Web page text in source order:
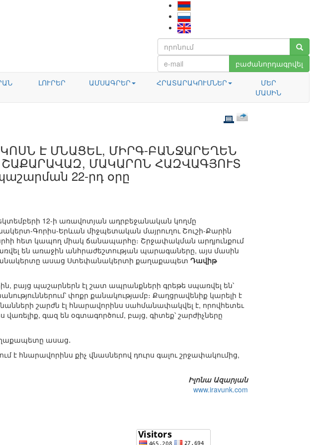
բաժանորդագրվել
ԼՈՒՐԵՐ ԱՄՍԱԳՐԵՐ ՀՐԱՏԱՐԱԿՈՒՄՆԵՐ
ՄԵՐ
ՄԱՍԻՆ
Է ՄՆԱՑԵԼ, ՄԻՐԳ-ԲԱՆՋԱՐԵՂԵՆ
ՄԱԿԱՐՈՆ ՀԱԶՎԱԳՅՈՒՏ
22-րդ օրը
12-ի առավոտյան ադրբեջանական կողմը
Գորիս-Երևան միջպետական մայրուղու Շուշի-Քարին
հետ կապող միակ ճանապարհը։ Շրջափակման արդյունքում
են առաջին անհրաժեշտության պարագաները, այս մասին
ասաց Ստեփանակերտի քաղաքապետ Դավիթ
բայց պաշարներն էլ շատ ապրանքների գրեթե սպառվել են՝
փոքր քանակությամբ։ Քաղցրավենիք կարելի է
շարժն էլ հնարավորինս սահմանափակվել է, որովհետեւ
գազ են օգտագործում, բայց, գիտեք՝ շարժիչները
ասաց․
է հնարավորինս քիչ վնասներով դուրս գալու շրջափակումից,
Իլոնա Ազարյան
www.iravunk.com